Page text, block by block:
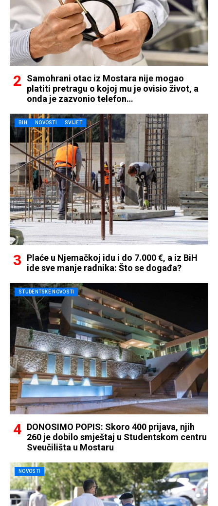
Samohrani otac iz Mostara nije mogao
platiti pretragu o kojoj mu je ovisio život, a
onda je zazvonio telefon…
BIH NOVOSTI SVIJET
Plaće u Njemačkoj idu i do 7.000 €, a iz BiH
ide sve manje radnika: Što se događa?
STUDENTSKE NOVOSTI
DONOSIMO POPIS: Skoro 400 prijava, njih
260 je dobilo smještaj u Studentskom centru
Sveučilišta u Mostaru
NOVOSTI